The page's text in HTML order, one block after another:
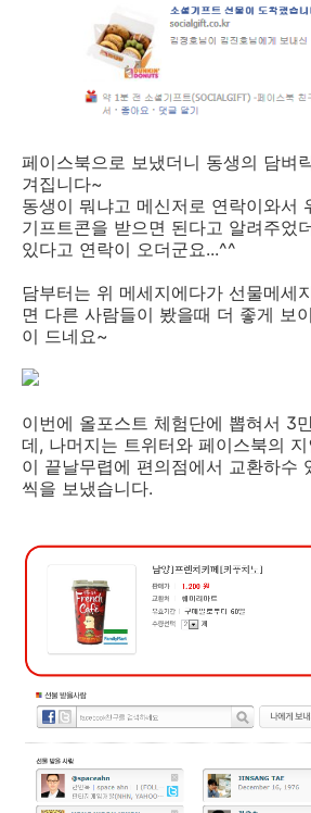
페이스북으로 보냈더니 동생의 담벼
겨집니다~
동생이 뭐냐고 메신저로 연락이와서
기프트콘을 받으면 된다고 알려주었
있다고 연락이 오더군요...^^
담부터는 위 메세지에다가 선물메세
면 다른 사람들이 봤을때 더 좋게 보
이 드네요~
이번에 올포스트 체험단에 뽑혀서 3
데, 나머지는 트위터와 페이스북의
이 끝날무렵에 편의점에서 교환하수
씩을 보냈습니다.